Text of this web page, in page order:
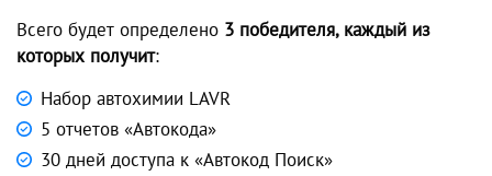
Всего будет определено 3 победителя, каждый из
которых получит:
Набор автохимии LAVR
5 отчетов «Автокода»
30 дней доступа к «Автокод Поиск»